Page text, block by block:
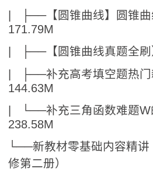
| ├──【圆锥曲线】圆锥曲
171.79M
| ├──【圆锥曲线真题全刷
| ├──补充高考填空题热门
144.63M
| └──补充三角函数难题W
238.58M
└──新教材零基础内容精讲
修第二册）